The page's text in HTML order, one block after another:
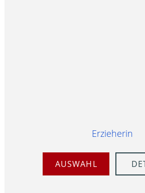
Erzieherin
AUSWAHL